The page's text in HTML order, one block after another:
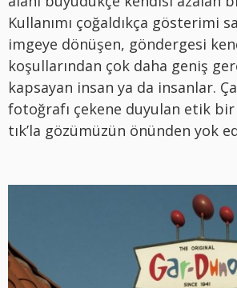
Kullanımı çoğaldıkça gösterimi
imgeye dönüşen, göndergesi
koşullarından çok daha geniş
kapsayan insan ya da insanlar.
fotoğrafı çekene duyulan etik
tık’la gözümüzün önünden yok